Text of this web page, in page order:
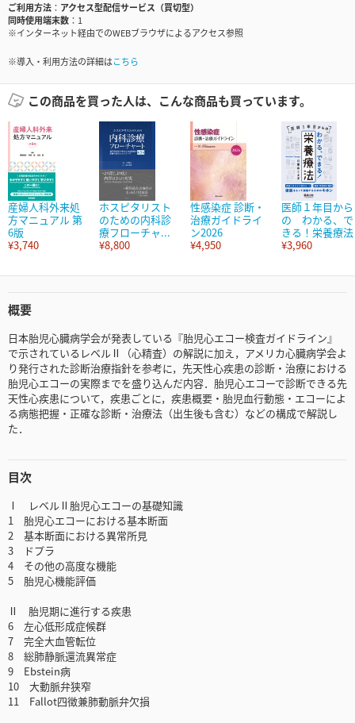
ご利用方法
アクセス型配信サービス（買切型）
同時使用端末数
1
※インターネット経由でのWEBブラウザによるアクセス参照
※導入・利用方法の詳細はこちら
この商品を買った人は、こんな商品も買っています。
産婦人科外来処
方マニュアル 第
6版
¥3,740
ホスピタリスト
のための内科診
療フローチャ...
¥8,800
性感染症 診断・
治療ガイドライ
ン2026
¥4,950
医師１年目から
の わかる、で
きる！栄養療法
¥3,960
概要
日本胎児心臓病学会が発表している『胎児心エコー検査ガイドライン』
で示されているレベルⅡ（心精査）の解説に加え，アメリカ心臓病学会よ
り発行された診断治療指針を参考に，先天性心疾患の診断・治療における
胎児心エコーの実際までを盛り込んだ内容．胎児心エコーで診断できる先
天性心疾患について，疾患ごとに，疾患概要・胎児血行動態・エコーによ
る病態把握・正確な診断・治療法（出生後も含む）などの構成で解説し
た．
目次
Ⅰ レベルⅡ胎児心エコーの基礎知識
1 胎児心エコーにおける基本断面
2 基本断面における異常所見
3 ドプラ
4 その他の高度な機能
5 胎児心機能評価
Ⅱ 胎児期に進行する疾患
6 左心低形成症候群
7 完全大血管転位
8 総肺静脈還流異常症
9 Ebstein病
10 大動脈弁狭窄
11 Fallot四徴兼肺動脈弁欠損